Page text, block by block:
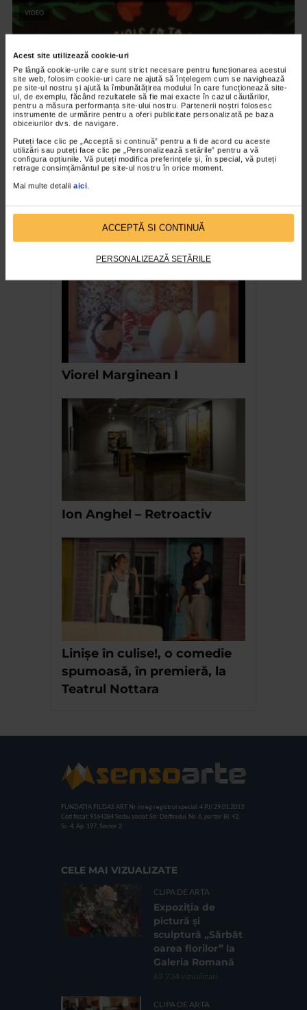
Acest site utilizează cookie-uri
Pe lângă cookie-urile care sunt strict necesare pentru funcționarea acestui
site web, folosim cookie-uri care ne ajută să înțelegem cum se navighează
pe site-ul nostru și ajută la îmbunătățirea modului în care funcționează site-
ul, de exemplu, făcând rezultatele să fie mai exacte în cazul căutărilor,
pentru a măsura performanța site-ului nostru. Partenerii noștri folosesc
instrumente de urmărire pentru a oferi publicitate personalizată pe baza
obiceiurilor dvs. de navigare.
Puteți face clic pe „Acceptă si continuă” pentru a fi de acord cu aceste
utilizări sau puteți face clic pe „Personalizează setările” pentru a vă
configura opțiunile. Vă puteți modifica preferințele și, în special, vă puteți
retrage consimțământul pe site-ul nostru în orice moment.
Mai multe detalii aici
ACCEPTĂ SI CONTINUĂ
PERSONALIZEAZĂ SETĂRILE
VIDEO
ARTELE SPECTACOLULUI
Expozitia Martie la feminin
3.777 vizualizari
RECOMANDĂRI
Viorel Marginean I
Ion Anghel – Retroactiv
Linișe în culise!, o comedie
spumoasă, în premieră, la
Teatrul Nottara
FUNDATIA FILDAS ART Nr inreg registrul special: 4 PJ/ 29.01.2013
Cod fiscal: 9164384 Sediu social: Str. Delfinului, Nr. 6, parter Bl. 42,
Sc. 4, Ap. 197, Sector 2
CELE MAI VIZUALIZATE
CLIPA DE ARTA
Expoziția de
pictură și
sculptură „Sărbăt
oarea florilor” la
Galeria Romană
62.734 vizualizari
CLIPA DE ARTA